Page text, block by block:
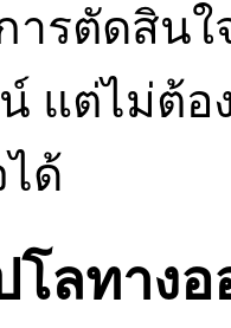
รตัดสินใ
น์ แต่ไม่ต้
ด้
โลทาง